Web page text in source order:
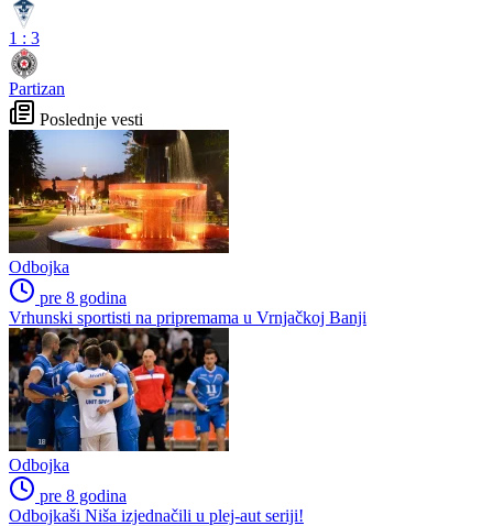
1 : 3
Partizan
Poslednje vesti
Odbojka
pre 8 godina
Vrhunski sportisti na pripremama u Vrnjačkoj Banji
Odbojka
pre 8 godina
Odbojkaši Niša izjednačili u plej-aut seriji!